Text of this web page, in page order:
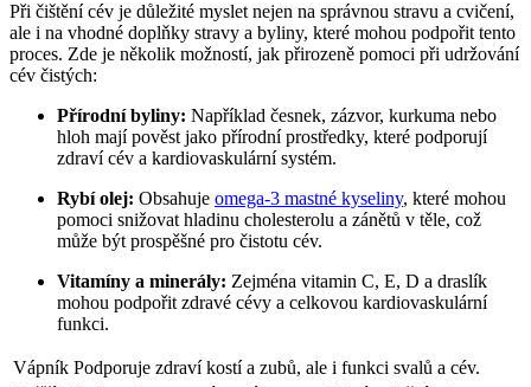
Při čištění cév je důležité myslet nejen na správnou stravu a cvičení,
ale i na vhodné doplňky stravy a byliny, které mohou podpořit tento
proces. Zde je několik možností, jak přirozeně pomoci při udržování
cév čistých:
Přírodní byliny: Například česnek, zázvor, kurkuma nebo
hloh mají pověst jako přírodní prostředky, které podporují
zdraví cév a kardiovaskulární systém.
Rybí olej: Obsahuje omega-3 mastné kyseliny, které mohou
pomoci snižovat hladinu cholesterolu a zánětů v těle, což
může být prospěšné pro čistotu cév.
Vitamíny a minerály: Zejména vitamin C, E, D a draslík
mohou podpořit zdravé cévy a celkovou kardiovaskulární
funkci.
Vápník Podporuje zdraví kostí a zubů, ale i funkci svalů a cév.